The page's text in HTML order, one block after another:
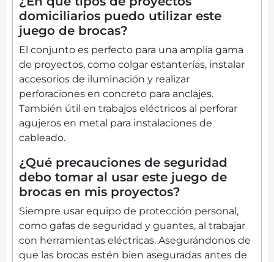
domiciliarios puedo utilizar este
juego de brocas?
El conjunto es perfecto para una amplia gama
de proyectos, como colgar estanterías, instalar
accesorios de iluminación y realizar
perforaciones en concreto para anclajes.
También útil en trabajos eléctricos al perforar
agujeros en metal para instalaciones de
cableado.
¿Qué precauciones de seguridad
debo tomar al usar este juego de
brocas en mis proyectos?
Siempre usar equipo de protección personal,
como gafas de seguridad y guantes, al trabajar
con herramientas eléctricas. Asegurándonos de
que las brocas estén bien aseguradas antes de